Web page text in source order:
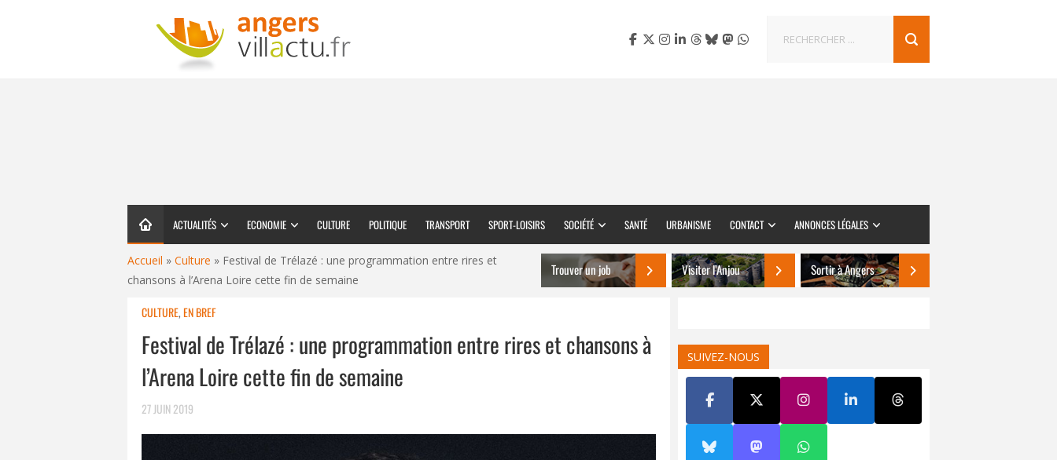
ACTUALITÉS ECONOMIE CULTURE POLITIQUE TRANSPORT SPORT-LOISIRS SOCIÉTÉ SANTÉ URBANISME CONTACT ANNONCES LÉGALES
Accueil » Culture » Festival de Trélazé : une programmation entre rires et
chansons à l’Arena Loire cette fin de semaine
Trouver un job Visiter l’Anjou Sortir à Angers
CULTURE,EN BREF
Festival de Trélazé : une programmation entre rires et chansons à
l’Arena Loire cette fin de semaine
27 JUIN 2019
SUIVEZ-NOUS